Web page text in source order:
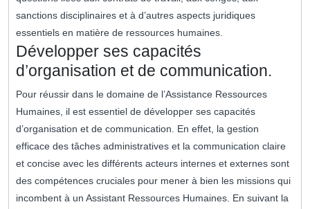
sanctions disciplinaires et à d’autres aspects juridiques
essentiels en matière de ressources humaines.
Développer ses capacités
d’organisation et de communication.
Pour réussir dans le domaine de l’Assistance Ressources
Humaines, il est essentiel de développer ses capacités
d’organisation et de communication. En effet, la gestion
efficace des tâches administratives et la communication claire
et concise avec les différents acteurs internes et externes sont
des compétences cruciales pour mener à bien les missions qui
incombent à un Assistant Ressources Humaines. En suivant la